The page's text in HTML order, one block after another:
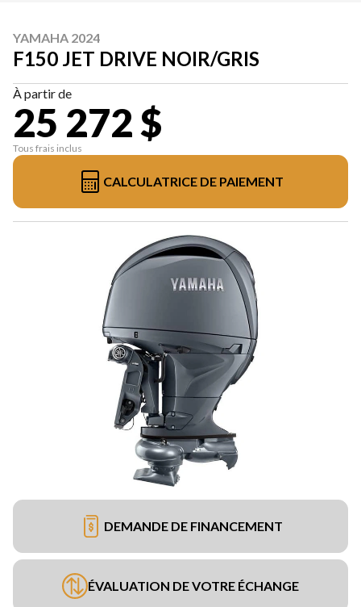
YAMAHA 2024
F150 JET DRIVE NOIR/GRIS
À partir de
25 272 $
Tous frais inclus
CALCULATRICE DE PAIEMENT
DEMANDE DE FINANCEMENT
ÉVALUATION DE VOTRE ÉCHANGE